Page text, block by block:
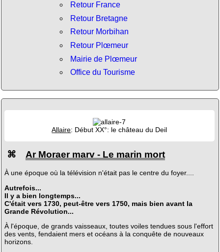
Retour France
Retour Bretagne
Retour Morbihan
Retour Plœmeur
Mairie de Plœmeur
Office du Tourisme
Allaire: Début XX°: le château du Deil
⌘ Ar Moraer marv - Le marin mort
À une époque où la télévision n'était pas le centre du foyer....
Autrefois...
Il y a bien longtemps...
C'était vers 1730, peut-être vers 1750, mais bien avant la
Grande Révolution...
À l'époque, de grands vaisseaux, toutes voiles tendues sous l'effort
des vents, fendaient mers et océans à la conquête de nouveaux
horizons.